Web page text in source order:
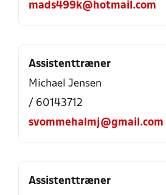
mads499k@hotmail.com
Assistenttræner
Michael Jensen
/ 60143712
svommehalmj@gmail.com
Assistenttræner